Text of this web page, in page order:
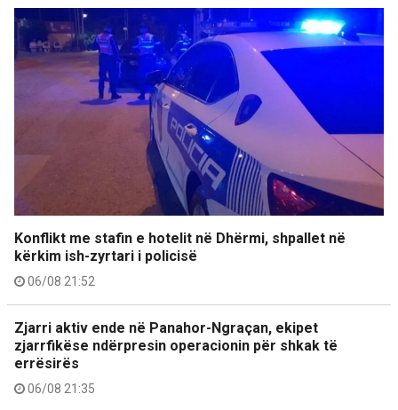
Konflikt me stafin e hotelit në Dhërmi, shpallet në
kërkim ish-zyrtari i policisë
06/08 21:52
Zjarri aktiv ende në Panahor-Ngraçan, ekipet
zjarrfikëse ndërpresin operacionin për shkak të
errësirës
06/08 21:35